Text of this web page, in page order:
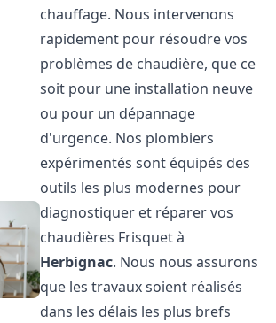
chauffage. Nous intervenons
rapidement pour résoudre vos
problèmes de chaudière, que ce
soit pour une installation neuve
ou pour un dépannage
d'urgence. Nos plombiers
expérimentés sont équipés des
outils les plus modernes pour
diagnostiquer et réparer vos
chaudières Frisquet à
Herbignac. Nous nous assurons
que les travaux soient réalisés
dans les délais les plus brefs